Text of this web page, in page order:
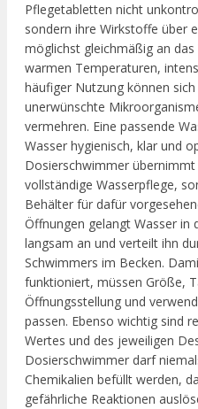
Pflegetabletten nicht
sondern ihre Wirkstoffe über
möglichst gleichmäßig an das
warmen Temperaturen,
häufiger Nutzung können
unerwünschte
vermehren. Eine passende
Wasser hygienisch, klar und
Dosierschwimmer
vollständige Wasserpflege,
Behälter für dafür
Öffnungen gelangt Wasser
langsam an und verteilt ihn
Schwimmers im Becken.
funktioniert, müssen Größe,
Öffnungsstellung und
passen. Ebenso wichtig sind
Wertes und des jeweiligen
Dosierschwimmer darf
Chemikalien befüllt werden,
gefährliche Reaktionen